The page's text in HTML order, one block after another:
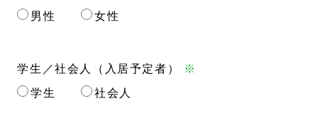
男性
女性
学生／社会人（入居予定者）
※
学生
社会人